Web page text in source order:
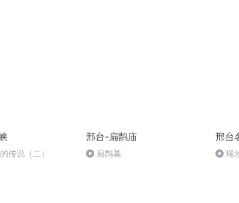
传说（二）
邢台-扁鹊庙
扁鹊墓
邢台
瑶